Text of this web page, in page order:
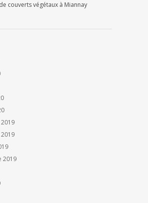
couverts végétaux à Miannay
2019